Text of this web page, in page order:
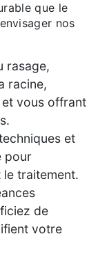
que le
nos
rasage,
racine,
vous offrant
et
pour
traitement.
de
votre